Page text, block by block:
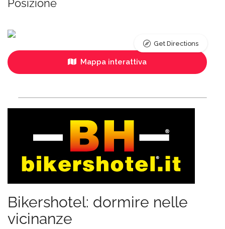
Posizione
Mappa interattiva
Get Directions
Bikershotel: dormire nelle
vicinanze